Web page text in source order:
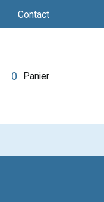
Contact
0 Panier